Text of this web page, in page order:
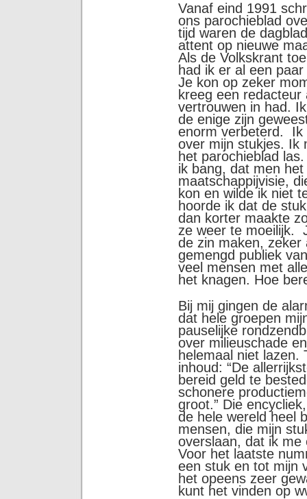
Vanaf eind 1991
ons parochieblad
tijd waren de
attent op nieuwe
Als de Volkskrant
had ik er al een
Je kon op zeker
kreeg een
vertrouwen in had.
de enige zijn
enorm verbeterd. Ik
over mijn stukjes. Ik
het parochieblad
ik bang, dat men
maatschappijvisie,
kon en wilde ik niet
hoorde ik dat de
dan korter maakte
ze weer te moeilijk.
de zin maken, zeker
gemengd publiek
veel mensen met
het knagen. Hoe
Bij mij gingen de
dat hele groepen
pauselijke
over milieuschade
helemaal niet lazen.
inhoud: “De
bereid geld te
schonere
groot.” Die
de hele wereld heel
mensen, die mijn
overslaan, dat ik
Voor het laatste
een stuk en tot mijn
het opeens zeer
kunt het vinden op